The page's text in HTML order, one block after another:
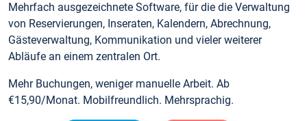
Mehrfach ausgezeichnete Software, für die die Verwaltung
von Reservierungen, Inseraten, Kalendern, Abrechnung,
Gästeverwaltung, Kommunikation und vieler weiterer
Abläufe an einem zentralen Ort.
Mehr Buchungen, weniger manuelle Arbeit. Ab
€15,90/Monat. Mobilfreundlich. Mehrsprachig.